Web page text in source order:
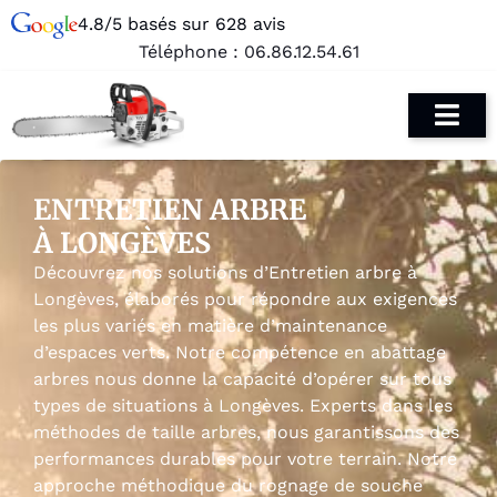
4.8/5 basés sur 628 avis
Téléphone : 06.86.12.54.61
ENTRETIEN ARBRE
À LONGÈVES
Découvrez nos solutions d’Entretien arbre à
Longèves, élaborés pour répondre aux exigences
les plus variés en matière d’maintenance
d’espaces verts. Notre compétence en abattage
arbres nous donne la capacité d’opérer sur tous
types de situations à Longèves. Experts dans les
méthodes de taille arbres, nous garantissons des
performances durables pour votre terrain. Notre
approche méthodique du rognage de souche